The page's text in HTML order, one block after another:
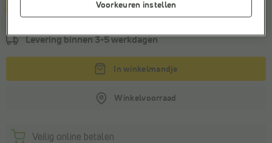
Levering binnen 3-5 werkdagen
In winkelmandje
Winkelvoorraad
Veilig online betalen
Voorkeuren instellen